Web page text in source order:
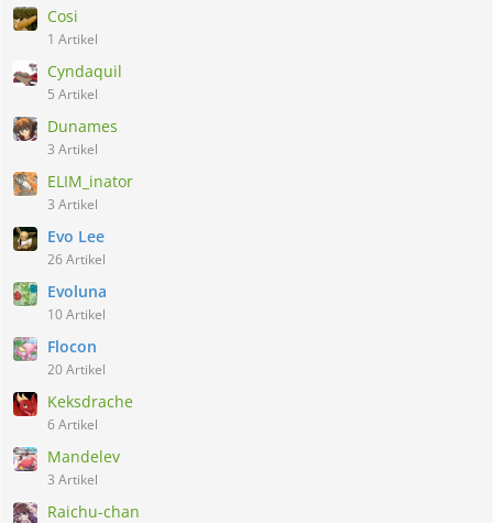
Cosi
1 Artikel
Cyndaquil
5 Artikel
Dunames
3 Artikel
ELIM_inator
3 Artikel
Evo Lee
26 Artikel
Evoluna
10 Artikel
Flocon
20 Artikel
Keksdrache
6 Artikel
Mandelev
3 Artikel
Raichu-chan